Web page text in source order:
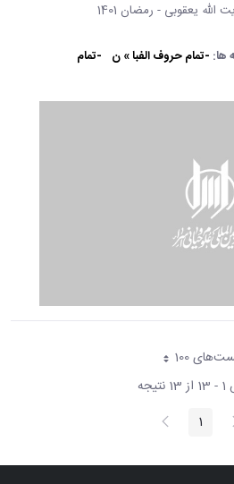
الله یعقوبی - رمضان 1401
ها: -تمام حروف الفبا » ن -تمام
100
هر صفحه
قبلی صفحه1 صفحه
بعد